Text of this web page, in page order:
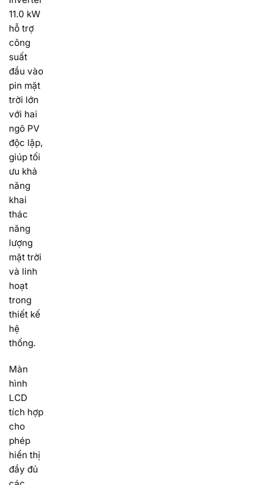
11.0 kW
hỗ trợ
công
suất
đầu vào
pin mặt
trời lớn
với hai
ngõ PV
độc lập,
giúp tối
ưu khả
năng
khai
thác
năng
lượng
mặt trời
và linh
hoạt
trong
thiết kế
hệ
thống.
Màn
hình
LCD
tích hợp
cho
phép
hiển thị
đầy đủ